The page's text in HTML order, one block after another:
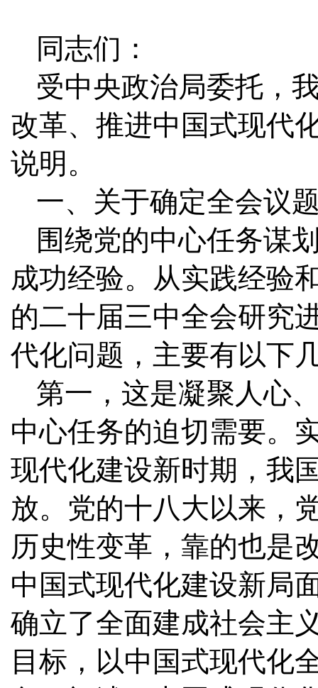
同志们：
受中央政治局委托，
改革、推进中国式现代
说明。
一、关于确定全会议
围绕党的中心任务谋
成功经验。从实践经验
的二十届三中全会研究
代化问题，主要有以下
第一，这是凝聚人心
中心任务的迫切需要。
现代化建设新时期，我
放。党的十八大以来，
历史性变革，靠的也是
中国式现代化建设新局
确立了全面建成社会主
目标，以中国式现代化